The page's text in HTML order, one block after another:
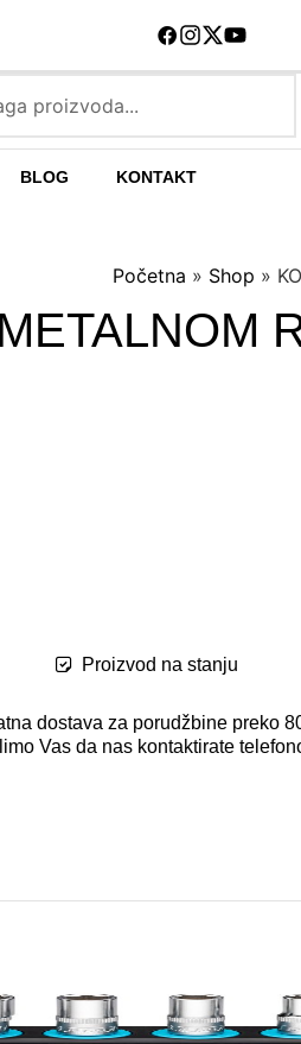
BLOG KONTAKT
Početna » Shop »
Proizvod na stanju
dostava za porudžbine preko
Vas da nas kontaktirate